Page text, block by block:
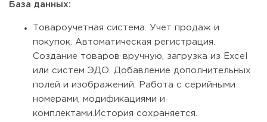
База данных:
Товароучетная система. Учет продаж и
покупок. Автоматическая регистрация.
Создание товаров вручную, загрузка из Excel
или систем ЭДО. Добавление дополнительных
полей и изображений. Работа с серийными
номерами, модификациями и
комплектами.История сохраняется.